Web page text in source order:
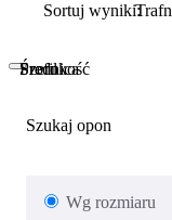
Sortuj wyniki:
Szukaj opon
Wg rozmiaru
Szerokość
Profil
Średnica